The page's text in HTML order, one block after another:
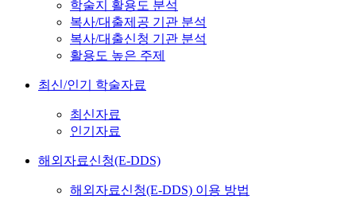
학술지 활용도 분석
복사/대출제공 기관 분석
복사/대출신청 기관 분석
활용도 높은 주제
최신/인기 학술자료
최신자료
인기자료
해외자료신청(E-DDS)
해외자료신청(E-DDS) 이용 방법